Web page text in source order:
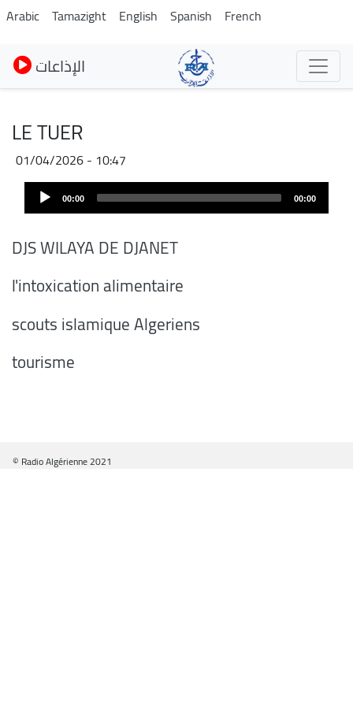
Skip
to
main
content
Arabic Tamazight English Spanish French
الإذاعات
LE TUER
01/04/2026 - 10:47
Audio
Player 00:00 00:00
DJS WILAYA DE DJANET
l'intoxication alimentaire
scouts islamique Algeriens
tourisme
© Radio Algérienne 2021